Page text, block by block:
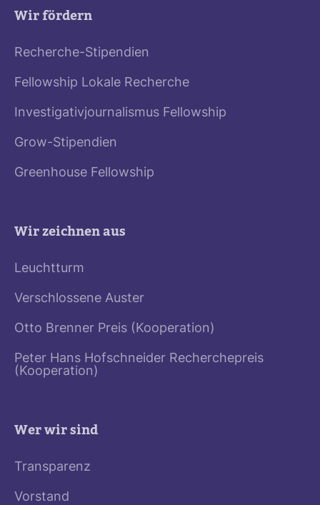
Wir fördern
Recherche-Stipendien
Fellowship Lokale Recherche
Investigativjournalismus Fellowship
Grow-Stipendien
Greenhouse Fellowship
Wir zeichnen aus
Leuchtturm
Verschlossene Auster
Otto Brenner Preis (Kooperation)
Peter Hans Hofschneider Recherchepreis
(Kooperation)
Wer wir sind
Transparenz
Vorstand